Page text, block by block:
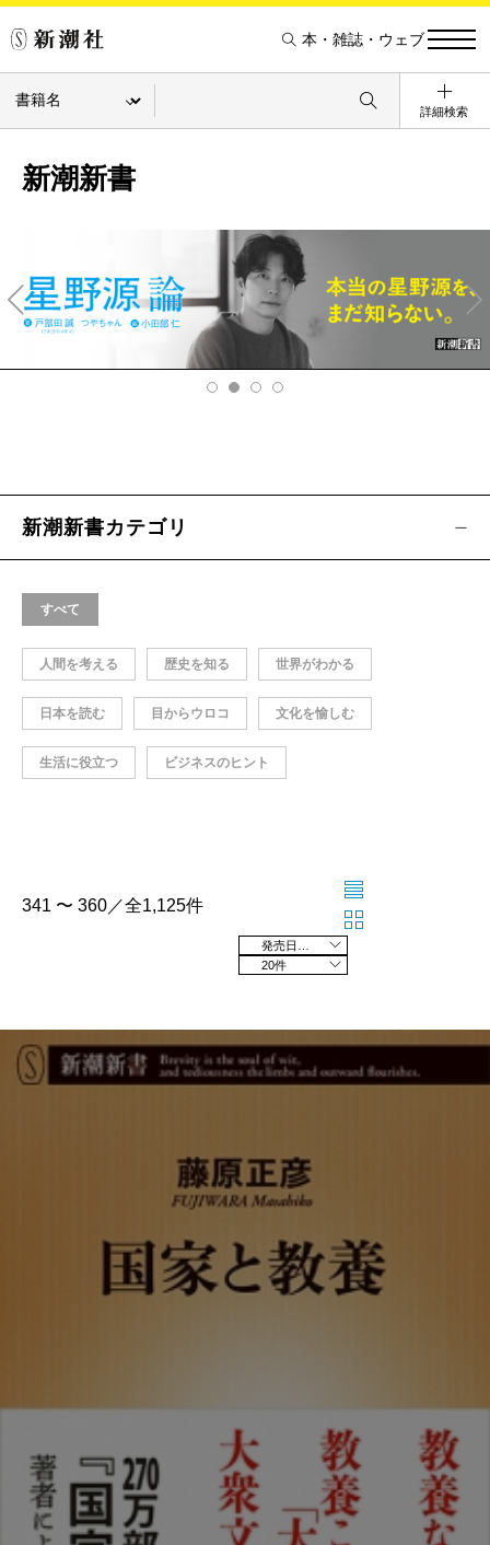
本・雑誌・ウェブ
詳細検索
新潮新書
v
Ne
xt
新潮新書カテゴリ
すべて
人間を考える 歴史を知る 世界がわかる
日本を読む 目からウロコ 文化を愉しむ
生活に役立つ ビジネスのヒント
341 〜 360／全1,125件
20件